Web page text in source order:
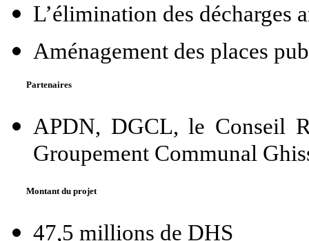
L’élimination des décharges
Aménagement des places
Partenaires
APDN, DGCL, le Conseil
Groupement Communal
Montant du projet
47,5 millions de DHS